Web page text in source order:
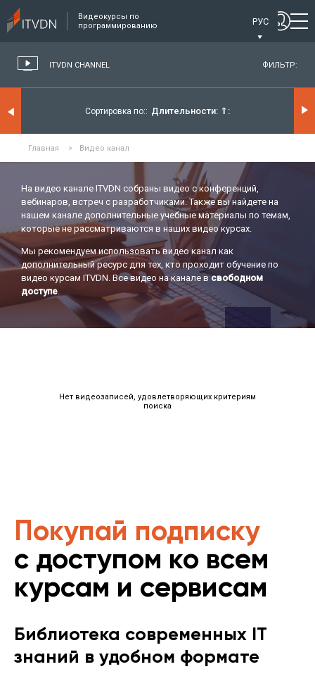
Видеокурсы по
программированию
РУС
ITVDN CHANNEL ФИЛЬТР:
Сортировка по: Длительности: ⇑
Главная > Видео канал
На видео канале ITVDN собраны видео с конференций,
вебинаров, встреч с разработчиками. Также вы найдете на
нашем канале дополнительные учебные материалы по темам,
которые не рассматриваются в наших видео курсах.
Мы рекомендуем использовать видео канал как
дополнительный ресурс для тех, кто проходит обучение по
видео курсам ITVDN. Все видео на канале всвободном
доступе.
Нет видеозаписей, удовлетворяющих критериям
поиска
Покупай подписку
с доступом ко всем
курсам и сервисам
Библиотека современных IT
знаний в удобном формате